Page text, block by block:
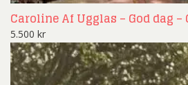
Caroline Af Ugglas – God dag
5.500 kr